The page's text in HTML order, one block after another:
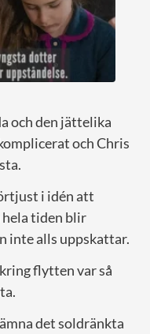
och den jättelika
och Chris
i idén att
hela tiden blir
inte alls uppskattar.
flytten var så
det soldränkta